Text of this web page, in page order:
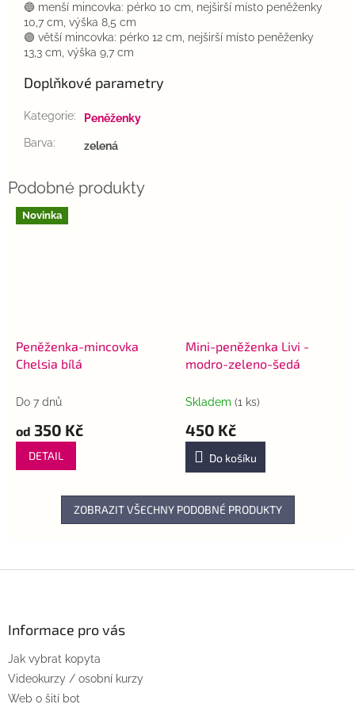
🔵 menší mincovka: pérko 10 cm, nejširší místo peněženky
10,7 cm, výška 8,5 cm
🟣 větší mincovka: pérko 12 cm, nejširší místo peněženky
13,3 cm, výška 9,7 cm
Doplňkové parametry
Kategorie:
Peněženky
Barva: zelená
Novinka
Peněženka-mincovka
Chelsia bílá
Do 7 dnů
od 350 Kč
DETAIL
Mini-peněženka Livi -
modro-zeleno-šedá
Skladem (1 ks)
450 Kč
Do košíku
ZOBRAZIT VŠECHNY PODOBNÉ PRODUKTY
Informace pro vás
Jak vybrat kopyta
Videokurzy / osobní kurzy
Web o šití bot